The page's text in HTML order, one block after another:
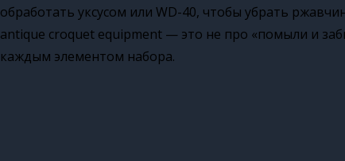
обработать уксусом или WD-40, чтобы убрать
antique croquet equipment — это не про «помыли и
каждым элементом набора.